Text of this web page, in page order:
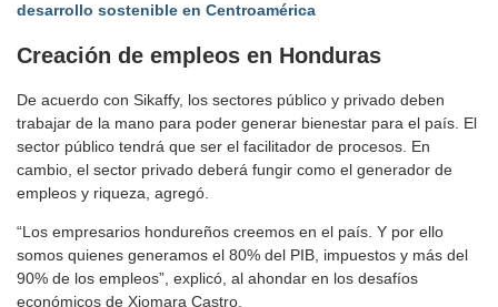
desarrollo sostenible en Centroamérica
Creación de empleos en Honduras
De acuerdo con Sikaffy, los sectores público y privado deben
trabajar de la mano para poder generar bienestar para el país. El
sector público tendrá que ser el facilitador de procesos. En
cambio, el sector privado deberá fungir como el generador de
empleos y riqueza, agregó.
“Los empresarios hondureños creemos en el país. Y por ello
somos quienes generamos el 80% del PIB, impuestos y más del
90% de los empleos”, explicó, al ahondar en los desafíos
económicos de Xiomara Castro.